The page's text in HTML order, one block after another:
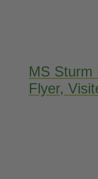
MS Sturm
Flyer,